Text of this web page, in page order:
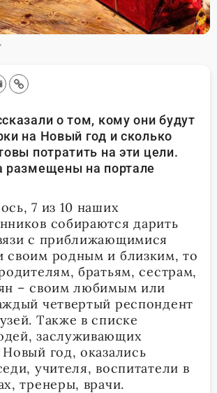
о том, кому они будут
на Новый год и сколько
потратить на эти цели.
размещены на портале
7 из 10 наших
собираются дарить
с приближающимися
своим родным и близким, то
братьям, сестрам,
– своим любимым или
четвертый респондент
Также в списке
заслуживающих
год, оказались
учителя, воспитатели в
тренеры, врачи.